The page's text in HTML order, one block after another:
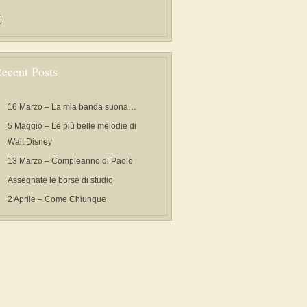
Posts
16 Marzo – La mia banda suona…
5 Maggio – Le più belle melodie di
Walt Disney
13 Marzo – Compleanno di Paolo
Assegnate le borse di studio
2 Aprile – Come Chiunque